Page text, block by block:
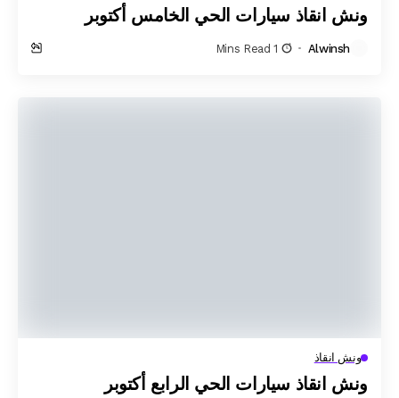
ونش انقاذ سيارات الحي الخامس أكتوبر
Alwinsh
1 Mins Read
ونش انقاذ
ونش انقاذ سيارات الحي الرابع أكتوبر